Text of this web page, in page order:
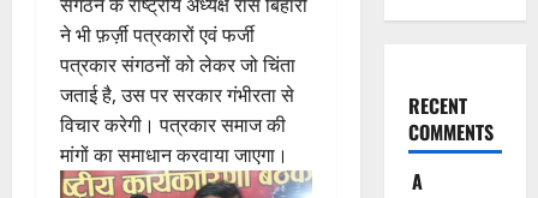
ने भी फ़र्ज़ी पत्रकारों एवं फर्जी
पत्रकार संगठनों को लेकर जो चिंता
जताई है, उस पर सरकार गंभीरता से
विचार करेगी। पत्रकार समाज की
मांगों का समाधान करवाया जाएगा।
RECENT
COMMENTS
A